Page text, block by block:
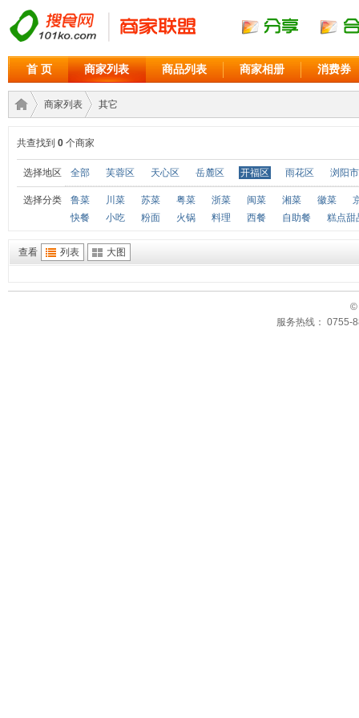
首 页 商家列表 商品列表 商家相册 消费券
商家›
商家列表
›
其它
共查找到 0 个商家
选择地区 全部 芙蓉区 天心区 岳麓区 开福区 雨花区 浏阳市
选择分类 鲁菜 川菜 苏菜 粤菜 浙菜 闽菜 湘菜 徽菜
快餐
小吃 粉面 火锅 料理 西餐 自助餐 糕点甜
查看 列表 大图
©
服务热线： 0755-